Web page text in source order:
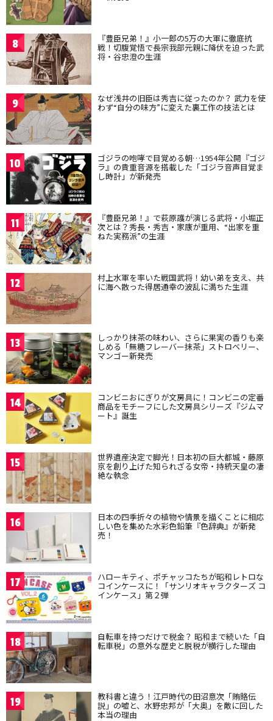
8 『豊臣兄弟！』小一郎の5万の大軍に徹底抗
戦！切腹覚悟で長宗我部元親に降伏を迫った武
将・谷忠澄の生涯
9 なぜ浅井の旧臣は秀吉に従ったのか？ 武力を使
わず“自分の味方”に変えた裏工作の技法とは
10 ゴジラの咆哮で目覚める朝…1954年公開『ゴジ
ラ』の貴重音源を搭載した「ゴジラ音声目覚ま
し時計」が新発売
11 『豊臣兄弟！』で萩原護が演じる武将・小堀正
次とは？秀長・秀吉・家康が重用、“出家を重
ねた実務派”の生涯
12 村上水軍を率いた戦国武将！幼い弟を支え、共
に海へ散った得居通幸の波乱に満ちた生涯
13 しっかり抹茶の味わい、さらに果実の香りも楽
しめる「無糖フレーバー抹茶」ストロベリー、
マンゴー新発売
14 コンビニおにぎりが文房具に！コンビニの定番
商品をモチーフにした文房具シリーズ『ジムマ
ート』誕生
15 世界遺産決定で脚光！日本初の巨大都城・藤原
京を創り上げた知られざる女帝・持統天皇の凄
絶な執念
16 日本の四季折々の植物や情景を描くことに相応
しい色を集めた水彩色鉛筆『色辞典』が新発
売！
17 ハローキティ、ポチャッコたちが昭和レトロな
コインケースに！「サンリオキャラクターズ コ
インケース」第２弾
18 自転車を持つだけで税金？ 昭和まで続いた「自
転車税」の意外な歴史と脱税が横行した理由
19 教科書と違う！江戸時代の田沼意次「賄賂伝
説」の嘘と、水野忠邦が「大奥」を敵に回した
本当の理由